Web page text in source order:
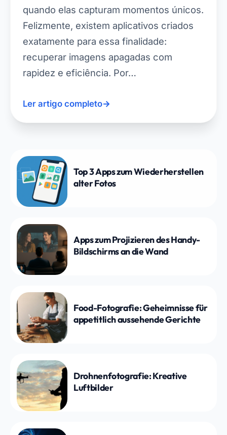
quando elas capturam momentos únicos.
Felizmente, existem aplicativos criados
exatamente para essa finalidade:
recuperar imagens apagadas com
rapidez e eficiência. Por…
Ler artigo completo→
Top 3 Apps zum Wiederherstellen
alter Fotos
Apps zum Projizieren des Handy-
Bildschirms an die Wand
Food-Fotografie: Geheimnisse für
appetitlich aussehende Gerichte
Drohnenfotografie: Kreative
Luftbilder